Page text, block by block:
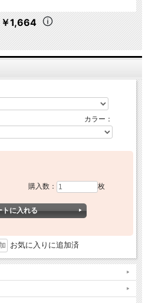
￥1,664
カラー：
購入数： 枚
お気に入りに追加済